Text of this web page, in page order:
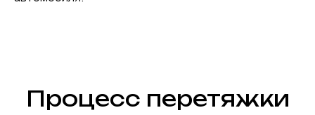
Процесс перетяжки